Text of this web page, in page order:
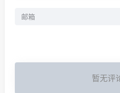
暂无评